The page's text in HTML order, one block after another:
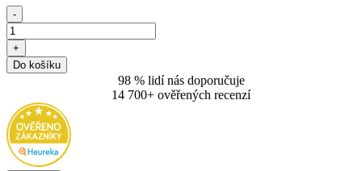
-
+
Do košíku
98 % lidí nás doporučuje
14 700+ ověřených recenzí